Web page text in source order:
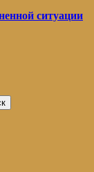
ситуации